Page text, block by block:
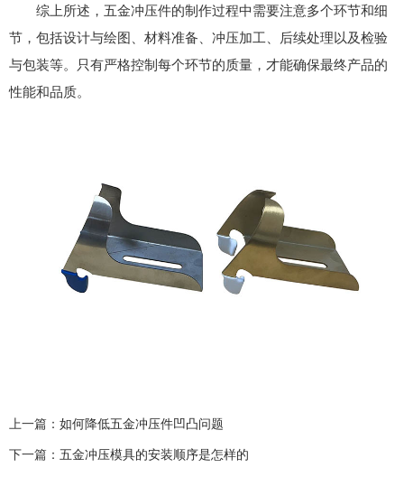
综上所述，五金冲压件的制作过程中需要注意多个环节和细
节，包括设计与绘图、材料准备、冲压加工、后续处理以及检验
与包装等。只有严格控制每个环节的质量，才能确保最终产品的
性能和品质。
上一篇： 如何降低五金冲压件凹凸问题
下一篇： 五金冲压模具的安装顺序是怎样的